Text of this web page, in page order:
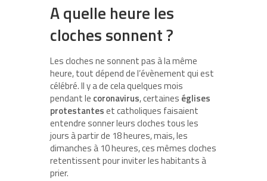
A quelle heure les
cloches sonnent ?
Les cloches ne sonnent pas à la même
heure, tout dépend de l’évènement qui est
célébré. Il y a de cela quelques mois
pendant le coronavirus, certaines églises
protestanteset catholiques faisaient
entendre sonner leurs cloches tous les
jours à partir de 18 heures, mais, les
dimanches à 10 heures, ces mêmes cloches
retentissent pour inviter les habitants à
prier.